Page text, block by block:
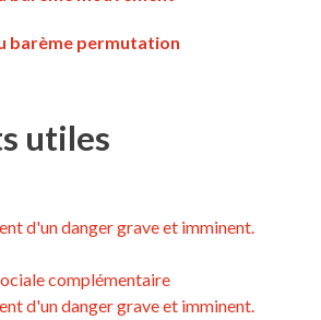
barème permutation
utiles
d'un danger grave et imminent.
complémentaire
d'un danger grave et imminent.